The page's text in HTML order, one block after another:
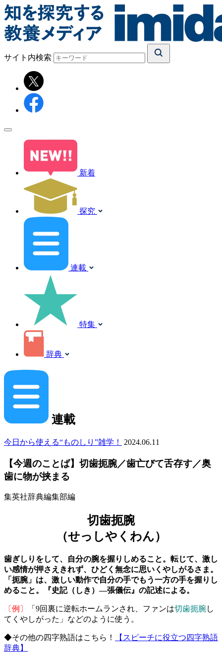
サイト内検索
新着
探究
連載
特集
辞典
連載
今日から使える“ものしり”雑学！ 2024.06.11
【今週のことば】切歯扼腕／歯亡びて舌存す／奥
歯に物が挟まる
集英社辞典編集部編
切歯扼腕
（せっしやくわん）
歯ぎしりをして、自分の腕を握りしめること。転じて、激し
い感情が押さえきれず、ひどく無念に思いくやしがるさま。
「扼腕」は、激しい動作で自分の手でもう一方の手を握りし
めること。『史記（しき）―張儀伝』の記述による。
〔例〕 「9回裏に逆転ホームランされ、ファンは切歯扼腕し
てくやしがった」などのように使う。
◆その他の四字熟語はこちら！
【スピーチに役立つ四字熟語
辞典】